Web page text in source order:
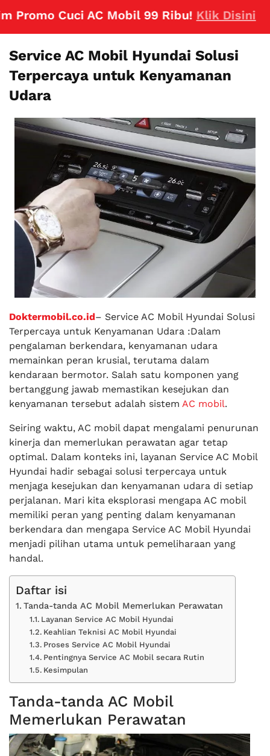
Cuci AC Mobil 99 Ribu!Klik Disini
Service AC Mobil Hyundai Solusi
Terpercaya untuk Kenyamanan
Udara
Doktermobil.co.id– Service AC Mobil Hyundai Solusi
Terpercaya untuk Kenyamanan Udara :Dalam
pengalaman berkendara, kenyamanan udara
memainkan peran krusial, terutama dalam
kendaraan bermotor. Salah satu komponen yang
bertanggung jawab memastikan kesejukan dan
kenyamanan tersebut adalah sistem AC mobil.
Seiring waktu, AC mobil dapat mengalami penurunan
kinerja dan memerlukan perawatan agar tetap
optimal. Dalam konteks ini, layanan Service AC Mobil
Hyundai hadir sebagai solusi terpercaya untuk
menjaga kesejukan dan kenyamanan udara di setiap
perjalanan. Mari kita eksplorasi mengapa AC mobil
memiliki peran yang penting dalam kenyamanan
berkendara dan mengapa Service AC Mobil Hyundai
menjadi pilihan utama untuk pemeliharaan yang
handal.
Daftar isi
Tanda-tanda AC Mobil Memerlukan Perawatan
Layanan Service AC Mobil Hyundai
Keahlian Teknisi AC Mobil Hyundai
Proses Service AC Mobil Hyundai
Pentingnya Service AC Mobil secara Rutin
Kesimpulan
Tanda-tanda AC Mobil
Memerlukan Perawatan